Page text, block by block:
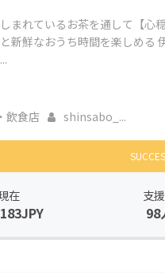
まれているお茶を通して【心
新鮮なおうち時間を楽しめる
飲食店 shinsabo_...
在 支
98